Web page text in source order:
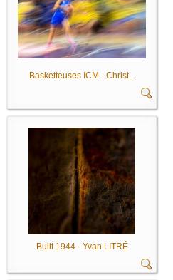
Basketteuses ICM - Christ...
Built 1944 - Yvan LITRÉ